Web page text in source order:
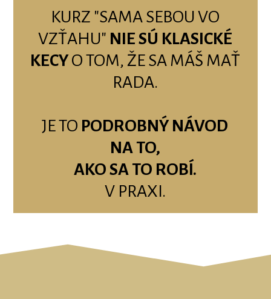
KURZ "SAMA SEBOU VO
VZŤAHU" NIE SÚ KLASICKÉ
KECYO TOM, ŽE SA MÁŠ MAŤ
RADA.
JE TO PODROBNÝ NÁVOD
NA TO,
AKO SA TO ROBÍ.
V PRAXI.